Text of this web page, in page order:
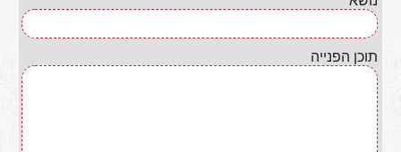
תוכן הפנייה